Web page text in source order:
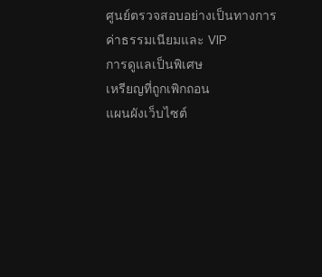
ศูนย์ตรวจสอบอย่างเป็นทางการ
ค่าธรรมเนียมและ VIP
การดูแลเป็นพิเศษ
เหรียญที่ถูกเพิกถอน
แผนผังเว็บไซต์